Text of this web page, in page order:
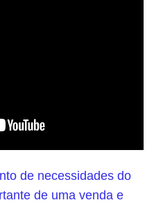
de necessidades do
de uma venda e